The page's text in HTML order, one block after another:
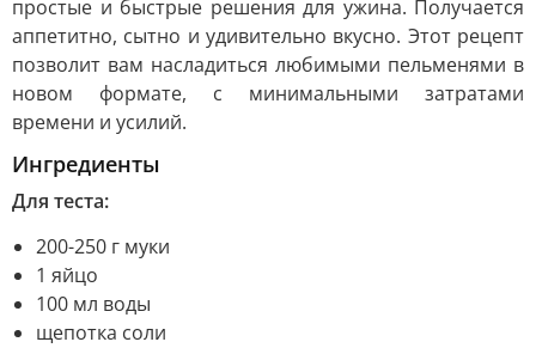
простые и быстрые решения для ужина. Получается
аппетитно, сытно и удивительно вкусно. Этот рецепт
позволит вам насладиться любимыми пельменями в
новом формате, с минимальными затратами
времени и усилий.
Ингредиенты
Для теста:
200-250 г муки
1 яйцо
100 мл воды
щепотка соли